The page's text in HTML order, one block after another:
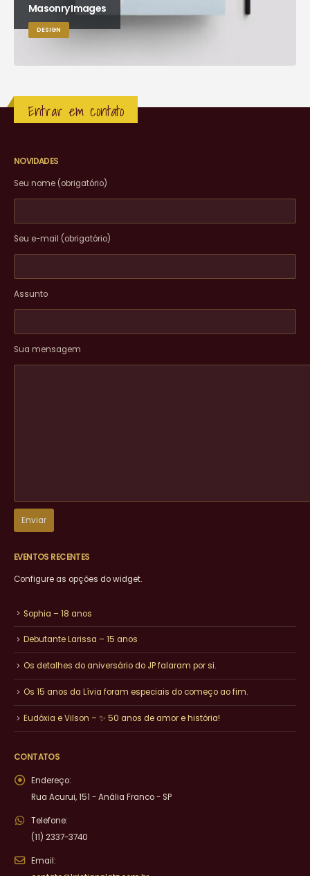
Masonry Images
DESIGN
Entrar em contato
NOVIDADES
Seu nome (obrigatório)
Seu e-mail (obrigatório)
Assunto
Sua mensagem
EVENTOS RECENTES
Configure as opções do widget.
Sophia – 18 anos
Debutante Larissa – 15 anos
Os detalhes do aniversário do JP falaram por si.
Os 15 anos da Lívia foram especiais do começo ao fim.
Eudóxia e Vilson – ✨ 50 anos de amor e história!
CONTATOS
Endereço:
Rua Acurui, 151 - Anália Franco - SP
Telefone:
(11) 2337-3740
Email: